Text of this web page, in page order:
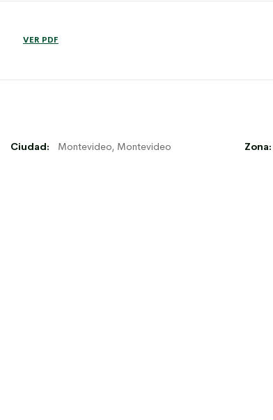
VER PDF
Ciudad: Montevideo, Montevideo Zona: